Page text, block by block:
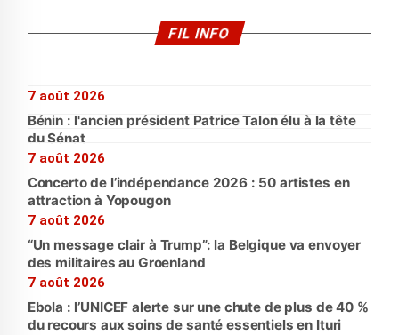
FIL INFO
7 août 2026
Bénin : l'ancien président Patrice Talon élu à la tête
du Sénat
7 août 2026
Concerto de l’indépendance 2026 : 50 artistes en
attraction à Yopougon
7 août 2026
“Un message clair à Trump”: la Belgique va envoyer
des militaires au Groenland
7 août 2026
Ebola : l’UNICEF alerte sur une chute de plus de 40 %
du recours aux soins de santé essentiels en Ituri